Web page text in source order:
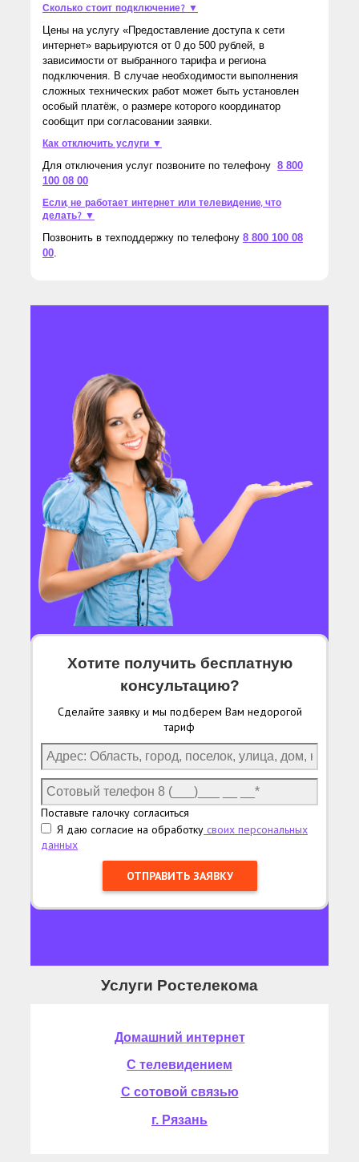
Сколько стоит подключение? ▼
Цены на услугу «Предоставление доступа к сети
интернет» варьируются от 0 до 500 рублей, в
зависимости от выбранного тарифа и региона
подключения. В случае необходимости выполнения
сложных технических работ может быть установлен
особый платёж, о размере которого координатор
сообщит при согласовании заявки.
Как отключить услуги ▼
Для отключения услуг позвоните по телефону 8 800
100 08 00
Если, не работает интернет или телевидение, что
делать? ▼
Позвонить в техподдержку по телефону 8 800 100 08
00
Хотите получить бесплатную
консультацию?
Сделайте заявку и мы подберем Вам недорогой
тариф
Поставьте галочку согласиться
Я даю согласие на обработку своих персональных
данных
Услуги Ростелекома
Домашний интернет
С телевидением
С сотовой связью
г. Рязань